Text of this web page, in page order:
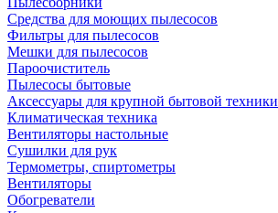
Средства для моющих пылесосов
Фильтры для пылесосов
Мешки для пылесосов
Пароочиститель
Пылесосы бытовые
Аксессуары для крупной бытовой техники
Климатическая техника
Вентиляторы настольные
Сушилки для рук
Термометры, спиртометры
Вентиляторы
Обогреватели